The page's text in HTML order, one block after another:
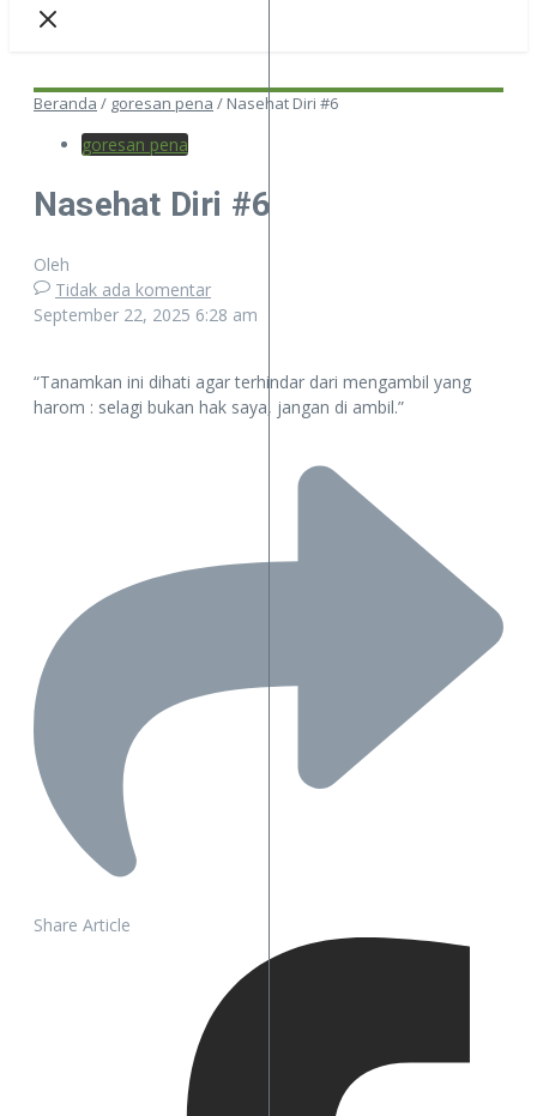
Beranda / goresan pena / Nasehat Diri #6
goresan pena
Nasehat Diri #6
Oleh
Tidak ada komentar
September 22, 2025 6:28 am
“Tanamkan ini dihati agar terhindar dari mengambil yang
harom : selagi bukan hak saya, jangan di ambil.”
Share Article